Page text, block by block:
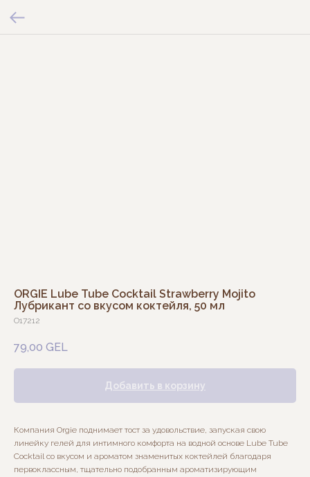
ORGIE Lube Tube Cocktail Strawberry Mojito
Лубрикант со вкусом коктейля, 50 мл
O17212
79,00 GEL
Добавить в корзину
Компания Orgie поднимает тост за удовольствие, запуская свою
линейку гелей для интимного комфорта на водной основе Lube Tube
Cocktail со вкусом и ароматом знаменитых коктейлей благодаря
первоклассным, тщательно подобранным ароматизирующим